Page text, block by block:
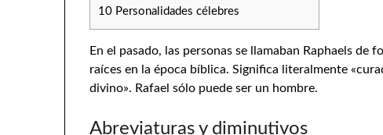
10 Personalidades célebres
En el pasado, las personas se llamaban Raphaels
raíces en la época bíblica. Significa literalmente
divino». Rafael sólo puede ser un hombre.
Abreviaturas y diminutivos